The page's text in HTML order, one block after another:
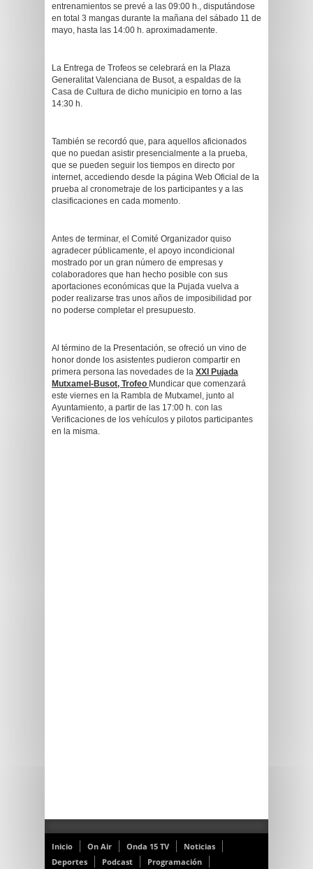
entrenamientos se prevé a las 09:00 h., disputándose
en total 3 mangas durante la mañana del sábado 11 de
mayo, hasta las 14:00 h. aproximadamente.
La Entrega de Trofeos se celebrará en la Plaza
Generalitat Valenciana de Busot, a espaldas de la
Casa de Cultura de dicho municipio en torno a las
14:30 h.
También se recordó que, para aquellos aficionados
que no puedan asistir presencialmente a la prueba,
que se pueden seguir los tiempos en directo por
internet, accediendo desde la página Web Oficial de la
prueba al cronometraje de los participantes y a las
clasificaciones en cada momento.
Antes de terminar, el Comité Organizador quiso
agradecer públicamente, el apoyo incondicional
mostrado por un gran número de empresas y
colaboradores que han hecho posible con sus
aportaciones económicas que la Pujada vuelva a
poder realizarse tras unos años de imposibilidad por
no poderse completar el presupuesto.
Al término de la Presentación, se ofreció un vino de
honor donde los asistentes pudieron compartir en
primera persona las novedades de la XXI Pujada
Mutxamel-Busot, Trofeo Mundicar que comenzará
este viernes en la Rambla de Mutxamel, junto al
Ayuntamiento, a partir de las 17:00 h. con las
Verificaciones de los vehículos y pilotos participantes
en la misma.
Inicio On Air Onda 15 TV
Noticias
Deportes
Podcast Programación